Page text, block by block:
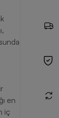
en
iç